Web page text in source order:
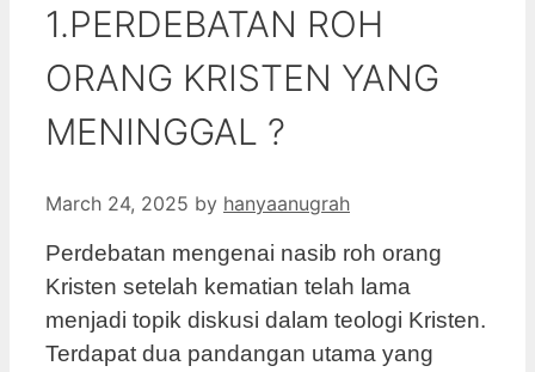
1.PERDEBATAN ROH
ORANG KRISTEN YANG
MENINGGAL ?
March 24, 2025 by hanyaanugrah
Perdebatan mengenai nasib roh orang
Kristen setelah kematian telah lama
menjadi topik diskusi dalam teologi Kristen.
Terdapat dua pandangan utama yang